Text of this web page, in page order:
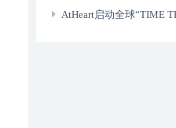
AtHeart启动全球“TIME